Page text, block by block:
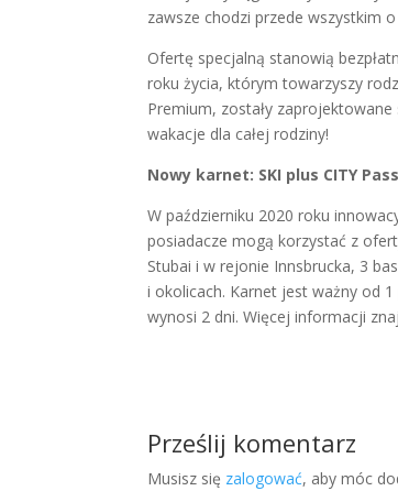
zawsze chodzi przede wszystkim
Ofertę specjalną stanowią
roku życia, którym towarzyszy
Premium, zostały
wakacje dla całej rodziny!
Nowy karnet: SKI plus CITY
W październiku 2020 roku
posiadacze mogą korzystać z
Stubai i w rejonie Innsbrucka, 3
i okolicach. Karnet jest ważny od
wynosi 2 dni. Więcej informacji
Prześlij komentarz
Musisz się zalogować, aby móc